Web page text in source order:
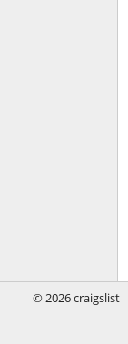
© 2026 craigslist